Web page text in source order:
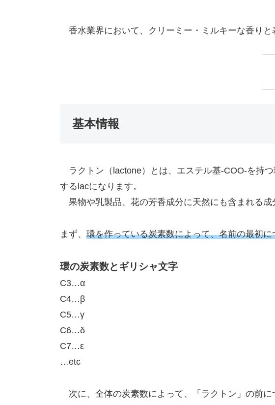
香水業界において、クリーミー・ミルキーな香りと
基本情報
ラクトン（lactone）とは、エステル基-COO-を持
するlacになります。
果物や乳製品、花の芳香成分に天然にも含まれる成
まず、 環を作っている炭素数によって、名前の最初
環の炭素数とギリシャ文字
C3…α
C4…β
C5…γ
C6…δ
C7…ε
…etc
次に、全体の炭素数によって、「ラクトン」の前に